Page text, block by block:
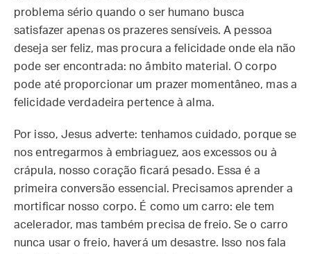
problema sério quando o ser humano busca
satisfazer apenas os prazeres sensíveis. A pessoa
deseja ser feliz, mas procura a felicidade onde ela não
pode ser encontrada: no âmbito material. O corpo
pode até proporcionar um prazer momentâneo, mas a
felicidade verdadeira pertence à alma.
Por isso, Jesus adverte: tenhamos cuidado, porque se
nos entregarmos à embriaguez, aos excessos ou à
crápula, nosso coração ficará pesado. Essa é a
primeira conversão essencial. Precisamos aprender a
mortificar nosso corpo. É como um carro: ele tem
acelerador, mas também precisa de freio. Se o carro
nunca usar o freio, haverá um desastre. Isso nos fala